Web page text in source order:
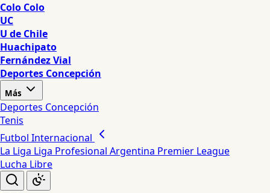
Colo Colo
UC
U de Chile
Huachipato
Fernández Vial
Deportes Concepción
Más
Deportes Concepción
Tenis
Futbol Internacional
La Liga Liga Profesional Argentina Premier League
Lucha Libre